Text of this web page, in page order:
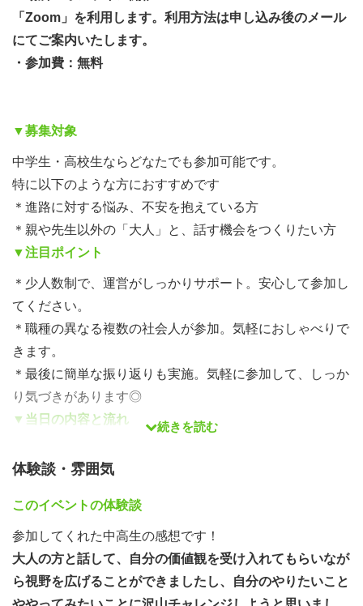
「Zoom」を利用します。利用方法は申し込み後のメール
にてご案内いたします。
・参加費：無料
▼募集対象
中学生・高校生ならどなたでも参加可能です。
特に以下のような方におすすめです
＊進路に対する悩み、不安を抱えている方
＊親や先生以外の「大人」と、話す機会をつくりたい方
▼注目ポイント
＊少人数制で、運営がしっかりサポート。安心して参加し
てください。
＊職種の異なる複数の社会人が参加。気軽におしゃべりで
きます。
＊最後に簡単な振り返りも実施。気軽に参加して、しっか
り気づきがあります◎
▼当日の内容と流れ
リー ★
進路を決めるのが難しい！どうやって考えればいいかわか
実は、大人もみなさんと同じように、悩みながら進んでき
たんです…！
今回のイベントは「大人たちの進路選択」をテーマにして
続きを読む
体験談・雰囲気
このイベントの体験談
参加してくれた中高生の感想です！
大人の方と話して、自分の価値観を受け入れてもらいなが
ら視野を広げることができましたし、自分のやりたいこと